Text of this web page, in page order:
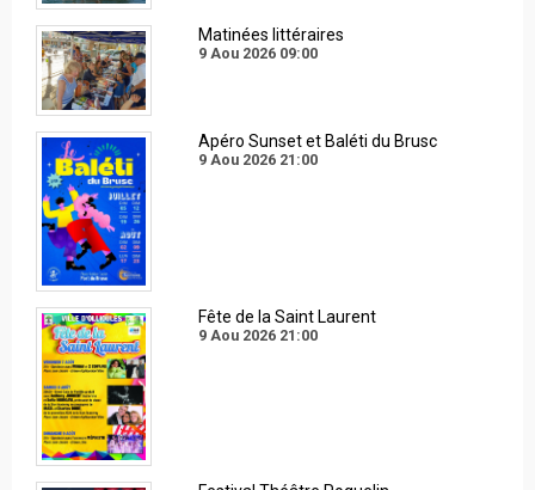
Matinées littéraires
9 Aou 2026 09:00
Apéro Sunset et Baléti du Brusc
9 Aou 2026 21:00
Fête de la Saint Laurent
9 Aou 2026 21:00